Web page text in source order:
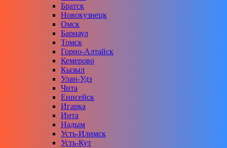
Братск
Новокузнецк
Омск
Барнаул
Томск
Горно-Алтайск
Кемерово
Кызыл
Улан-Удэ
Чита
Енисейск
Игарка
Инта
Надым
Усть-Илимск
Усть-Кут